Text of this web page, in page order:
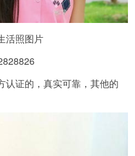
活照图片
认证的，真实可靠，其他的